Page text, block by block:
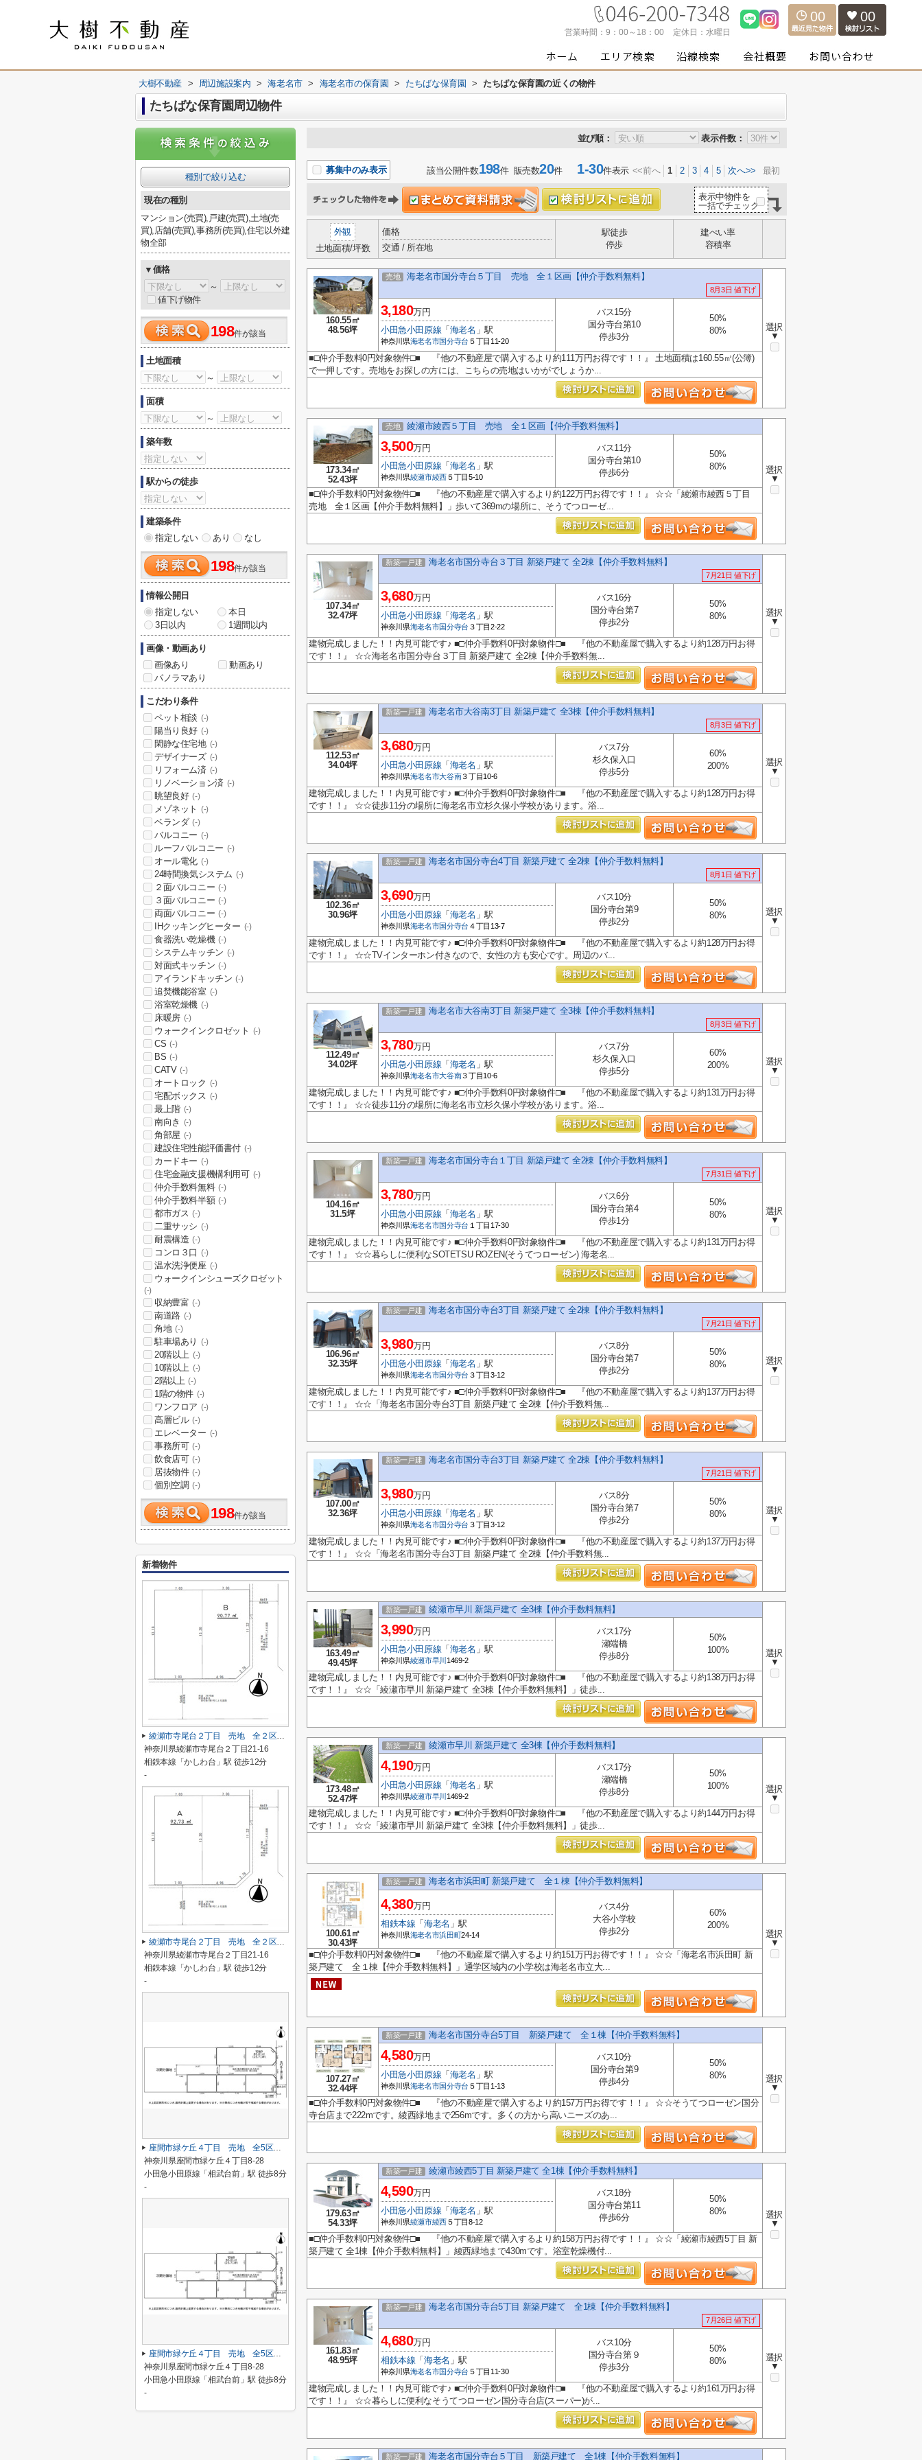
営業時間： 9：00～18：00 定休日： 水曜日
00 00
大樹不動産 > 周辺施設案内 > 海老名市 > 海老名市の保育園 > たちばな保育園 > たちばな保育園の近くの物件
たちばな保育園周辺物件
並び順： 表示件数：
募集中のみ表示 該当公開件数198件 販売数20件1-30件表示 <<前へ 1 2 3 4 5 次へ>> 最初
表示中物件を
一括でチェック
外観
土地面積/坪数
価格
交通 / 所在地
駅徒歩
停歩
建ぺい率
容積率
160.55㎡
48.56坪
売地 海老名市国分寺台５丁目 売地 全１区画【仲介手数料無料】
8月3日 値下げ
選択
▼
3,180万円
小田急小田原線 「 海老名 」駅
神奈川県海老名市国分寺台 ５丁目11-20
バス15分
国分寺台第10
停歩3分
50%
80%
■□仲介手数料0円対象物件□■ 『他の不動産屋で購入するより約111万円お得です！！』 土地面積は160.55㎡(公簿)
で一押しです。売地をお探しの方には、こちらの売地はいかがでしょうか...
173.34㎡
52.43坪
売地 綾瀬市綾西５丁目 売地 全１区画【仲介手数料無料】
選択
▼
3,500万円
小田急小田原線 「 海老名 」駅
神奈川県綾瀬市綾西５丁目5-10
バス11分
国分寺台第10
停歩6分
50%
80%
■□仲介手数料0円対象物件□■ 『他の不動産屋で購入するより約122万円お得です！！』 ☆☆「綾瀬市綾西５丁目
売地 全１区画【仲介手数料無料】」歩いて369mの場所に、そうてつローゼ...
107.34㎡
32.47坪
新築一戸建 海老名市国分寺台３丁目 新築戸建て 全2棟【仲介手数料無料】
7月21日 値下げ
選択
▼
3,680万円
小田急小田原線 「 海老名 」駅
神奈川県海老名市国分寺台 ３丁目2-22
バス16分
国分寺台第7
停歩2分
50%
80%
建物完成しました！！内見可能です♪ ■□仲介手数料0円対象物件□■ 『他の不動産屋で購入するより約128万円お得
です！！』 ☆☆海老名市国分寺台３丁目 新築戸建て 全2棟【仲介手数料無...
112.53㎡
34.04坪
新築一戸建 海老名市大谷南3丁目 新築戸建て 全3棟【仲介手数料無料】
8月3日 値下げ
選択
▼
3,680万円
小田急小田原線 「 海老名 」駅
神奈川県海老名市大谷南３丁目10-6
バス7分
杉久保入口
停歩5分
60%
200%
建物完成しました！！内見可能です♪ ■□仲介手数料0円対象物件□■ 『他の不動産屋で購入するより約128万円お得
です！！』 ☆☆徒歩11分の場所に海老名市立杉久保小学校があります。浴...
102.36㎡
30.96坪
新築一戸建 海老名市国分寺台4丁目 新築戸建て 全2棟【仲介手数料無料】
8月1日 値下げ
選択
▼
3,690万円
小田急小田原線 「 海老名 」駅
神奈川県海老名市国分寺台 ４丁目13-7
バス10分
国分寺台第9
停歩2分
50%
80%
建物完成しました！！内見可能です♪ ■□仲介手数料0円対象物件□■ 『他の不動産屋で購入するより約128万円お得
です！！』 ☆☆TVインターホン付きなので、女性の方も安心です。周辺のバ...
112.49㎡
34.02坪
新築一戸建 海老名市大谷南3丁目 新築戸建て 全3棟【仲介手数料無料】
8月3日 値下げ
選択
▼
3,780万円
小田急小田原線 「 海老名 」駅
神奈川県海老名市大谷南３丁目10-6
バス7分
杉久保入口
停歩5分
60%
200%
建物完成しました！！内見可能です♪ ■□仲介手数料0円対象物件□■ 『他の不動産屋で購入するより約131万円お得
です！！』 ☆☆徒歩11分の場所に海老名市立杉久保小学校があります。浴...
104.16㎡
31.5坪
新築一戸建 海老名市国分寺台１丁目 新築戸建て 全2棟【仲介手数料無料】
7月31日 値下げ
選択
▼
3,780万円
小田急小田原線 「 海老名 」駅
神奈川県海老名市国分寺台 １丁目17-30
バス6分
国分寺台第4
停歩1分
50%
80%
建物完成しました！！内見可能です♪ ■□仲介手数料0円対象物件□■ 『他の不動産屋で購入するより約131万円お得
です！！』 ☆☆暮らしに便利なSOTETSU ROZEN(そうてつローゼン) 海老名...
106.96㎡
32.35坪
新築一戸建 海老名市国分寺台3丁目 新築戸建て 全2棟【仲介手数料無料】
7月21日 値下げ
選択
▼
3,980万円
小田急小田原線 「 海老名 」駅
神奈川県海老名市国分寺台 ３丁目3-12
バス8分
国分寺台第7
停歩2分
50%
80%
建物完成しました！！内見可能です♪ ■□仲介手数料0円対象物件□■ 『他の不動産屋で購入するより約137万円お得
です！！』 ☆☆「海老名市国分寺台3丁目 新築戸建て 全2棟【仲介手数料無...
107.00㎡
32.36坪
新築一戸建 海老名市国分寺台3丁目 新築戸建て 全2棟【仲介手数料無料】
7月21日 値下げ
選択
▼
3,980万円
小田急小田原線 「 海老名 」駅
神奈川県海老名市国分寺台 ３丁目3-12
バス8分
国分寺台第7
停歩2分
50%
80%
建物完成しました！！内見可能です♪ ■□仲介手数料0円対象物件□■ 『他の不動産屋で購入するより約137万円お得
です！！』 ☆☆「海老名市国分寺台3丁目 新築戸建て 全2棟【仲介手数料無...
163.49㎡
49.45坪
新築一戸建 綾瀬市早川 新築戸建て 全3棟【仲介手数料無料】
選択
▼
3,990万円
小田急小田原線 「 海老名 」駅
神奈川県綾瀬市早川 1469-2
バス17分
瀬端橋
停歩8分
50%
100%
建物完成しました！！内見可能です♪ ■□仲介手数料0円対象物件□■ 『他の不動産屋で購入するより約138万円お得
です！！』 ☆☆「綾瀬市早川 新築戸建て 全3棟【仲介手数料無料】」徒歩...
173.48㎡
52.47坪
新築一戸建 綾瀬市早川 新築戸建て 全3棟【仲介手数料無料】
選択
▼
4,190万円
小田急小田原線 「 海老名 」駅
神奈川県綾瀬市早川 1469-2
バス17分
瀬端橋
停歩8分
50%
100%
建物完成しました！！内見可能です♪ ■□仲介手数料0円対象物件□■ 『他の不動産屋で購入するより約144万円お得
です！！』 ☆☆「綾瀬市早川 新築戸建て 全3棟【仲介手数料無料】」徒歩...
100.61㎡
30.43坪
新築一戸建 海老名市浜田町 新築戸建て 全１棟【仲介手数料無料】
選択
▼
4,380万円
相鉄本線 「海老名 」駅
神奈川県海老名市浜田町24-14
バス4分
大谷小学校
停歩2分
60%
200%
■□仲介手数料0円対象物件□■ 『他の不動産屋で購入するより約151万円お得です！！』 ☆☆「海老名市浜田町 新
築戸建て 全１棟【仲介手数料無料】」通学区域内の小学校は海老名市立大...
107.27㎡
32.44坪
新築一戸建 海老名市国分寺台5丁目 新築戸建て 全１棟【仲介手数料無料】
選択
▼
4,580万円
小田急小田原線 「 海老名 」駅
神奈川県海老名市国分寺台 ５丁目1-13
バス10分
国分寺台第9
停歩4分
50%
80%
■□仲介手数料0円対象物件□■ 『他の不動産屋で購入するより約157万円お得です！！』 ☆☆そうてつローゼン国分
寺台店まで222mです。綾西緑地まで256mです。多くの方から高いニーズのあ...
179.63㎡
54.33坪
新築一戸建 綾瀬市綾西5丁目 新築戸建て 全1棟【仲介手数料無料】
選択
▼
4,590万円
小田急小田原線 「 海老名 」駅
神奈川県綾瀬市綾西５丁目8-12
バス18分
国分寺台第11
停歩6分
50%
80%
■□仲介手数料0円対象物件□■ 『他の不動産屋で購入するより約158万円お得です！！』 ☆☆「綾瀬市綾西5丁目 新
築戸建て 全1棟【仲介手数料無料】」綾西緑地まで430mです。浴室乾燥機付...
161.83㎡
48.95坪
新築一戸建 海老名市国分寺台5丁目 新築戸建て 全1棟【仲介手数料無料】
7月26日 値下げ
選択
▼
4,680万円
相鉄本線 「海老名 」駅
神奈川県海老名市国分寺台 ５丁目11-30
バス10分
国分寺台第９
停歩3分
50%
80%
建物完成しました！！内見可能です♪ ■□仲介手数料0円対象物件□■ 『他の不動産屋で購入するより約161万円お得
です！！』 ☆☆暮らしに便利なそうてつローゼン国分寺台店(スーパー)が...
新築一戸建 海老名市国分寺台５丁目 新築戸建て 全1棟【仲介手数料無料】
種別で絞り込む
現在の種別
マンション(売買),戸建(売買),土地(売
買),店舗(売買),事務所(売買),住宅以外建
物全部
▼価格
～
値下げ物件
198件が該当
土地面積
～
面積
～
築年数
駅からの徒歩
建築条件
指定しない
あり なし
198件が該当
情報公開日
指定しない
本日
3日以内
1週間以内
画像・動画あり
画像あり
動画あり
パノラマあり
こだわり条件
ペット相談 (-)
陽当り良好 (-)
閑静な住宅地 (-)
デザイナーズ (-)
リフォーム済 (-)
リノベーション済 (-)
眺望良好 (-)
メゾネット (-)
ベランダ (-)
バルコニー (-)
ルーフバルコニー (-)
オール電化 (-)
24時間換気システム (-)
２面バルコニー (-)
３面バルコニー (-)
両面バルコニー (-)
IHクッキングヒーター (-)
食器洗い乾燥機 (-)
システムキッチン (-)
対面式キッチン (-)
アイランドキッチン (-)
追焚機能浴室 (-)
浴室乾燥機 (-)
床暖房 (-)
ウォークインクロゼット (-)
CS (-)
BS (-)
CATV (-)
オートロック (-)
宅配ボックス (-)
最上階 (-)
南向き (-)
角部屋 (-)
建設住宅性能評価書付 (-)
カードキー (-)
住宅金融支援機構利用可 (-)
仲介手数料無料 (-)
仲介手数料半額 (-)
都市ガス (-)
二重サッシ (-)
耐震構造 (-)
コンロ３口 (-)
温水洗浄便座 (-)
ウォークインシューズクロゼット
(-)
収納豊富 (-)
南道路 (-)
角地 (-)
駐車場あり (-)
20階以上 (-)
10階以上 (-)
2階以上 (-)
1階の物件 (-)
ワンフロア (-)
高層ビル (-)
エレベーター (-)
事務所可 (-)
飲食店可 (-)
居抜物件 (-)
個別空調 (-)
198件が該当
新着物件
綾瀬市寺尾台２丁目 売地 全２区画【仲介手数料無料】
神奈川県綾瀬市寺尾台２丁目21-16
相鉄本線「かしわ台」駅 徒歩12分
-
綾瀬市寺尾台２丁目 売地 全２区画【仲介手数料無料】
神奈川県綾瀬市寺尾台２丁目21-16
相鉄本線「かしわ台」駅 徒歩12分
-
座間市緑ケ丘４丁目 売地 全5区画【仲介手数料無料】
神奈川県座間市緑ケ丘４丁目8-28
小田急小田原線「相武台前」駅 徒歩8分
-
座間市緑ケ丘４丁目 売地 全5区画【仲介手数料無料】
神奈川県座間市緑ケ丘４丁目8-28
小田急小田原線「相武台前」駅 徒歩8分
-